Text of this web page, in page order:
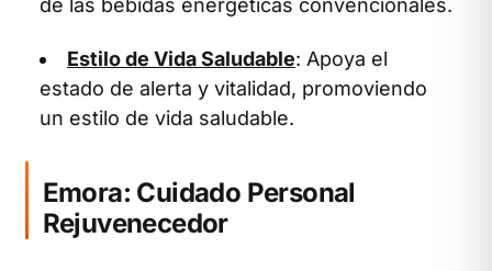
Estilo de Vida Saludable: Apoya el
estado de alerta y vitalidad, promoviendo
un estilo de vida saludable.
Emora: Cuidado Personal
Rejuvenecedor